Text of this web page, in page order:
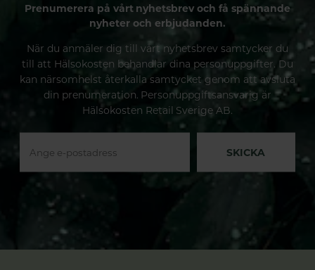
Prenumerera på vårt nyhetsbrev och få spännande
nyheter och erbjudanden.
När du anmäler dig till vårt nyhetsbrev samtycker du
till att Hälsokosten behandlar dina personuppgifter. Du
kan närsomhelst återkalla samtycket genom att avsluta
din prenumeration. Personuppgiftsansvarig är
Hälsokosten Retail Sverige AB.
SKICKA